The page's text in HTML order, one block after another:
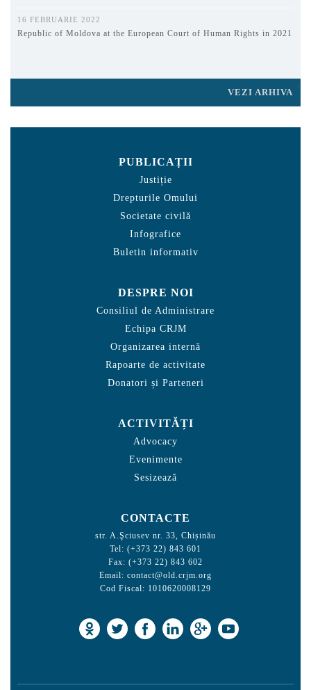
16 FEBRUARIE 2022
Republic of Moldova at the European Court of Human Rights in 2021
VEZI ARHIVA
PUBLICAȚII
Justiție
Drepturile Omului
Societate civilă
Infografice
Buletin informativ
DESPRE NOI
Consiliul de Administrare
Echipa CRJM
Organizarea internă
Rapoarte de activitate
Donatori și Parteneri
ACTIVITĂȚI
Advocacy
Evenimente
Sesizează
CONTACTE
str. A.Şciusev nr. 33, Chișinău
Tel: (+373 22) 843 601
Fax: (+373 22) 843 602
Email: contact@old.crjm.org
Cod Fiscal: 1010620008129